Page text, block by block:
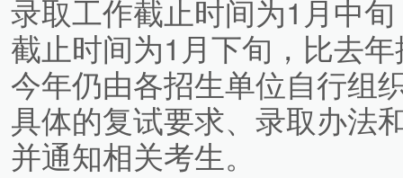
录取工作截止时间为1月中
截止时间为1月下旬，比去
今年仍由各招生单位自行组
具体的复试要求、录取办法
并通知相关考生。